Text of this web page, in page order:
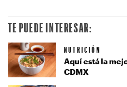
TE PUEDE INTERESAR:
NUTRICIÓN
Aquí está la
CDMX